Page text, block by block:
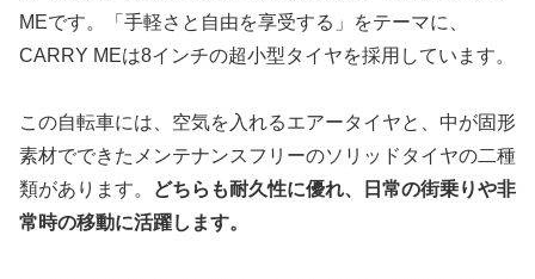
MEです。「手軽さと自由を享受する」をテーマに、
CARRY MEは8インチの超小型タイヤを採用しています。
この自転車には、空気を入れるエアータイヤと、中が固形
素材でできたメンテナンスフリーのソリッドタイヤの二種
類があります。
どちらも耐久性に優れ、日常の街乗りや非
常時の移動に活躍します。